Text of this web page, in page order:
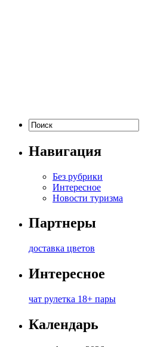
Навигация
Без рубрики
Интересное
Новости туризма
Партнеры
доставка цветов
Интересное
чат рулетка 18+ пары
Календарь